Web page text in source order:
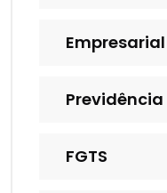
Empresarial
Previdência
FGTS